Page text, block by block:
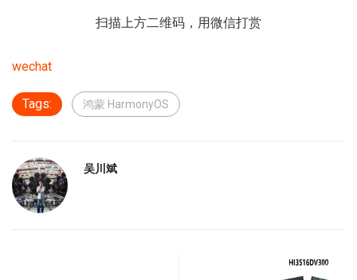
扫描上方二维码，用微信打赏
wechat
Tags: 鸿蒙 HarmonyOS
吴川斌